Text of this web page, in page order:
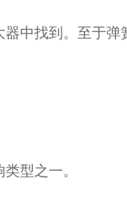
中找到。至于弹
型之一。